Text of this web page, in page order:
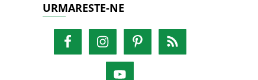
URMARESTE-NE